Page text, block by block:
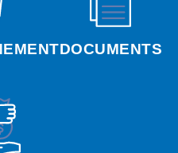
DOCUMENTS